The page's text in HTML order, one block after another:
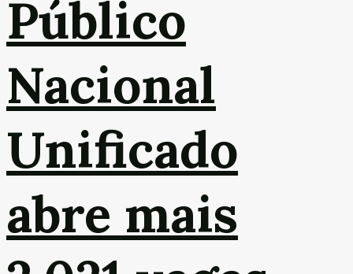
Público
Nacional
Unificado
abre mais